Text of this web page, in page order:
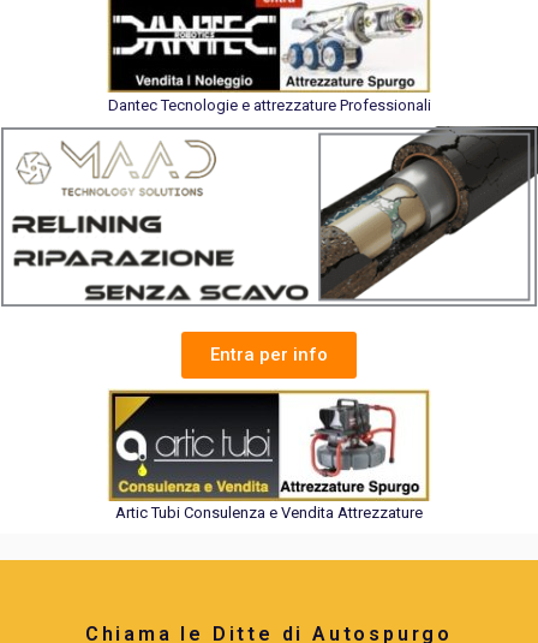
Dantec Tecnologie e attrezzature Professionali
Entra per info
Artic Tubi Consulenza e Vendita Attrezzature
Chiama le Ditte di Autospurgo